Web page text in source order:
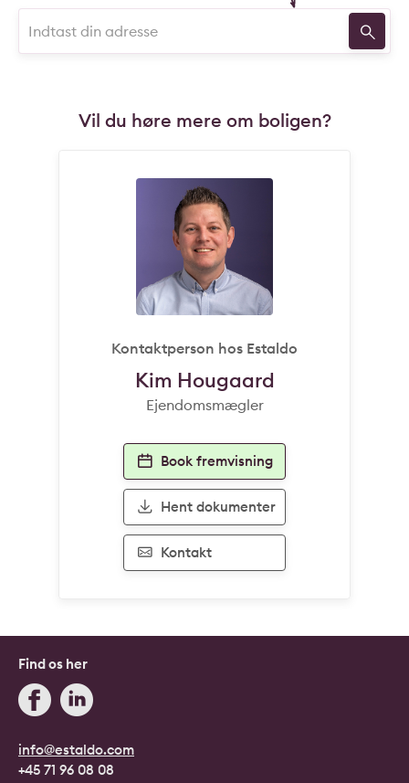
sted, hvor minder skabes, og hverdagen føles langt væk.
Vil du høre mere om boligen?
Kontaktperson hos Estaldo
Kim Hougaard
Ejendomsmægler
Book fremvisning
Hent dokumenter
Kontakt
info@estaldo.com
+45 71 96 08 08
Find os her